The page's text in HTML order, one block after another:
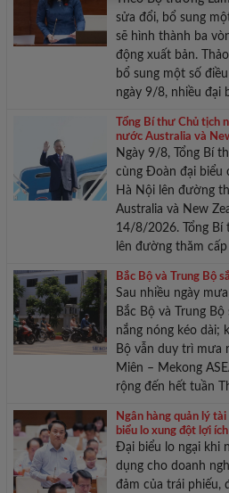
sửa đổi, bổ sung
sẽ hình thành ba
động xuất bản.
bổ sung một số
ngày 9/8, nhiều đại
Tổng Bí thư Chủ tịch
nước Australia và
Ngày 9/8, Tổng Bí
cùng Đoàn đại biểu
Hà Nội lên đường
Australia và New
14/8/2026. Tổng Bí
lên đường thăm
Bắc Bộ và Trung Bộ
Sau nhiều ngày
Bắc Bộ và Trung
nắng nóng kéo dài;
Bộ vẫn duy trì mưa
Miên – Mekong
rộng đến hết tuần
Ngân hàng quản lý
biểu lo xung đột lợi ích
Đại biểu lo ngại khi
dụng cho doanh
đảm của trái phiếu,